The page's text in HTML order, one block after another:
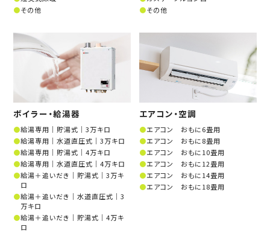
その他
その他
ボイラー・給湯器
給湯専用│貯湯式│3万キロ
給湯専用│水道直圧式│3万キロ
給湯専用│貯湯式│4万キロ
給湯専用│水道直圧式│4万キロ
給湯＋追いだき│貯湯式│3万キ
ロ
給湯＋追いだき│水道直圧式│3
万キロ
給湯＋追いだき│貯湯式│4万キ
ロ
エアコン・空調
エアコン おもに6畳用
エアコン おもに8畳用
エアコン おもに10畳用
エアコン おもに12畳用
エアコン おもに14畳用
エアコン おもに18畳用